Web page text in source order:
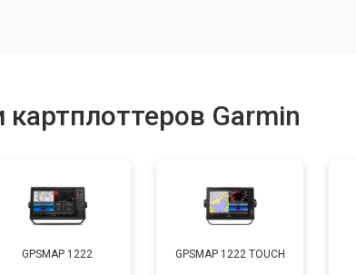
Garmin
GPSMAP 1222 GPSMAP 1222 TOUCH